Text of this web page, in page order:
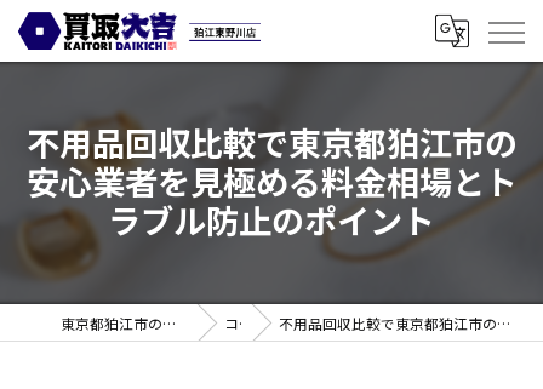
不用品回収比較で東京都狛江市の
安心業者を見極める料金相場とト
ラブル防止のポイント
東京都狛江市の買取なら買取大吉 狛江東野川店 コラム 不用品回収比較で東京都狛江市の安心業者を見極める料金相場とトラブル防止のポイント